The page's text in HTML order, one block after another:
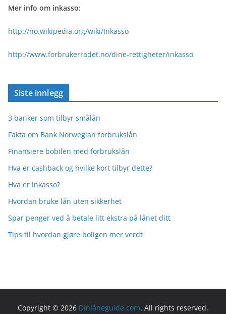
Mer info om inkasso:
http://no.wikipedia.org/wiki/Inkasso
http://www.forbrukerradet.no/dine-rettigheter/inkasso
Siste innlegg
3 banker som tilbyr smålån
Fakta om Bank Norwegian forbrukslån
Finansiere bobilen med forbrukslån
Hva er cashback og hvilke kort tilbyr dette?
Hva er inkasso?
Hvordan bruke lån uten sikkerhet
Spar penger ved å betale litt ekstra på lånet ditt
Tips til hvordan gjøre boligen mer verdt
Copyright © 2026 Dinlåneguide.com. All rights reserved.